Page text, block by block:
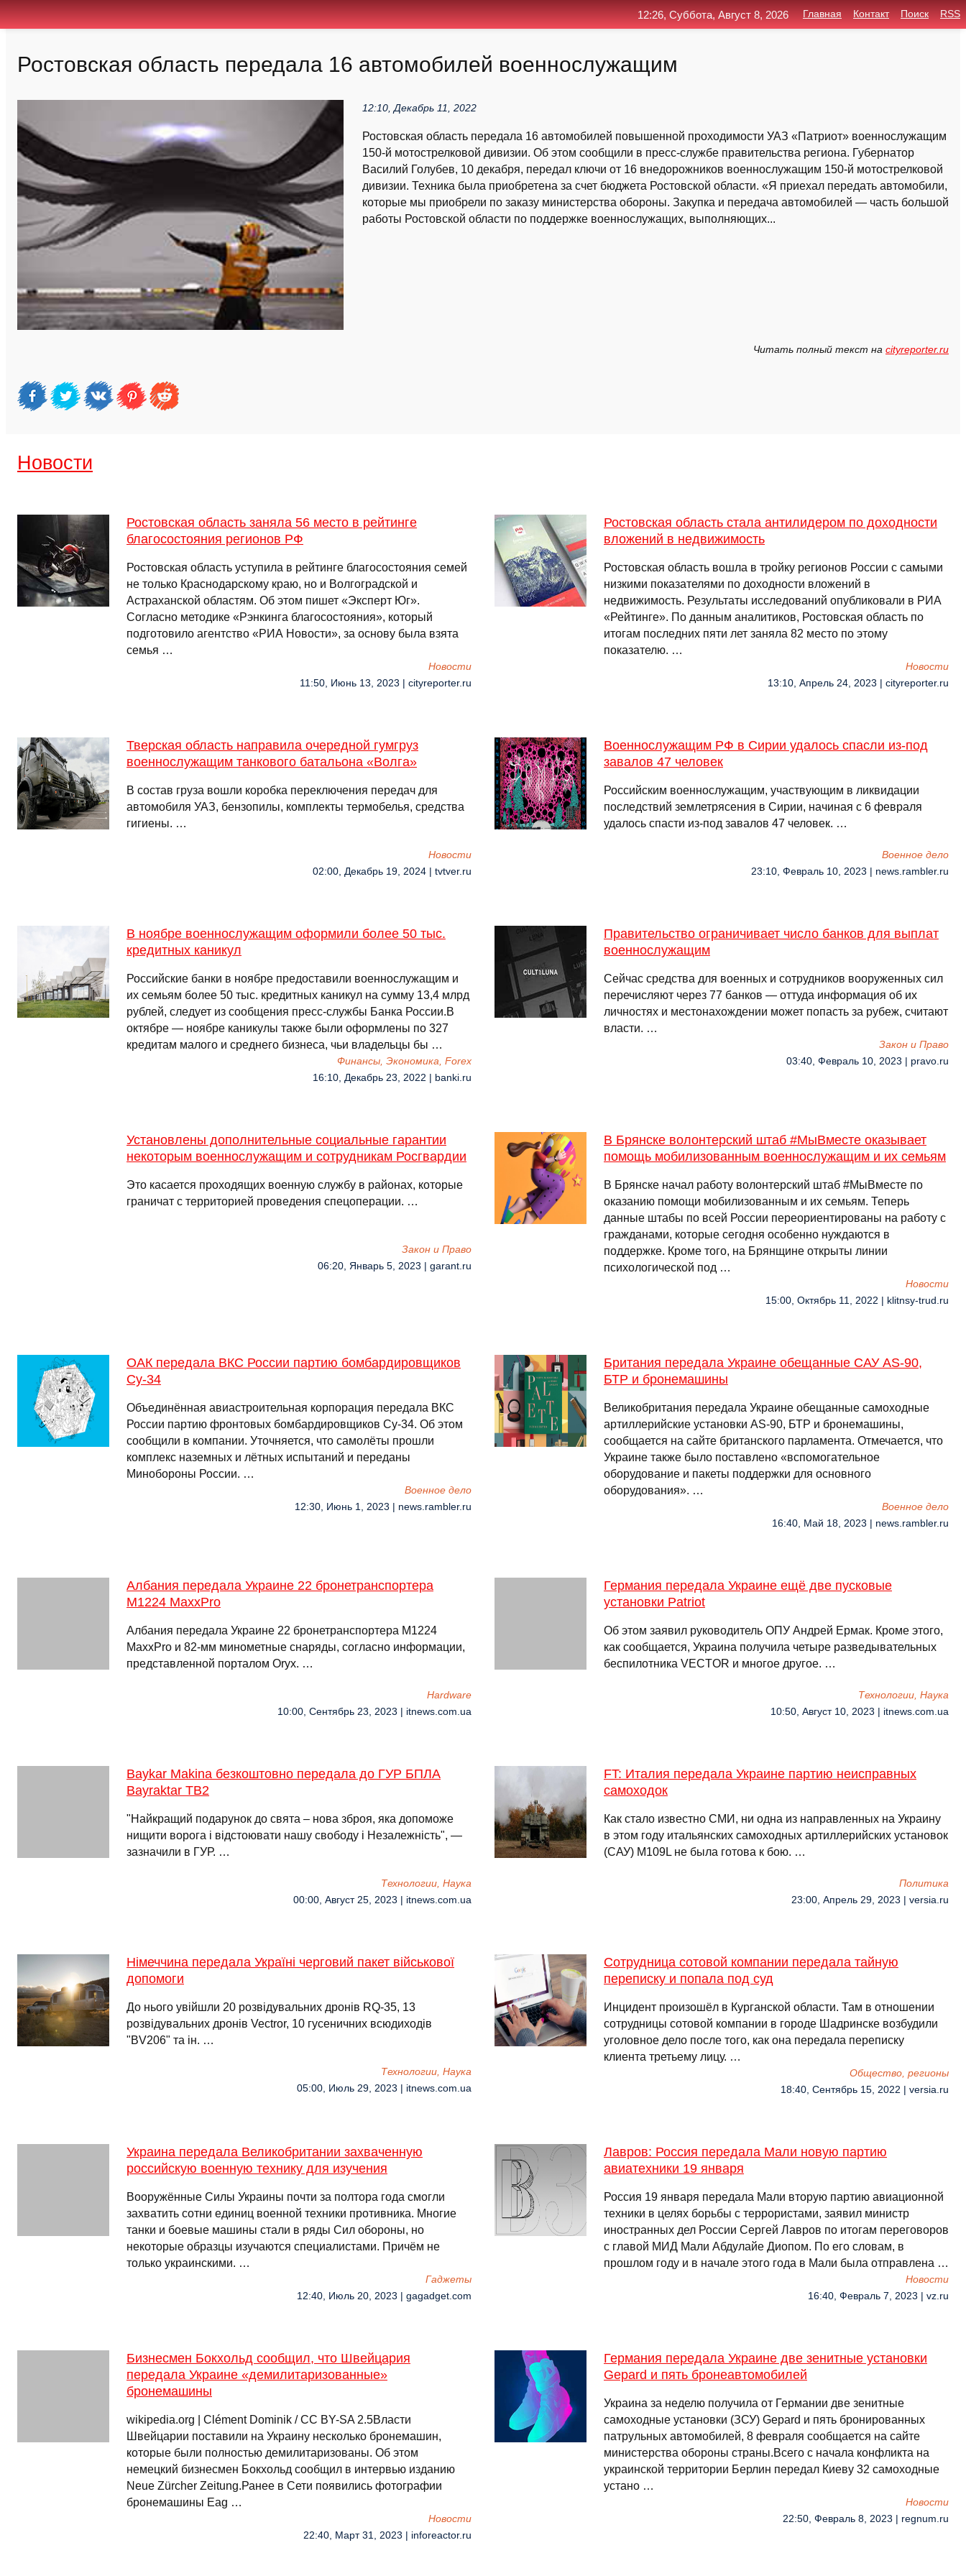
Ростовская область передала 16 автомобилей военнослужащим
12:10, Декабрь 11, 2022
Ростовская область передала 16 автомобилей повышенной проходимости УАЗ «Патриот» военнослужащим
150-й мотострелковой дивизии. Об этом сообщили в пресс-службе правительства региона. Губернатор
Василий Голубев, 10 декабря, передал ключи от 16 внедорожников военнослужащим 150-й мотострелковой
дивизии. Техника была приобретена за счет бюджета Ростовской области. «Я приехал передать автомобили,
которые мы приобрели по заказу министерства обороны. Закупка и передача автомобилей — часть большой
работы Ростовской области по поддержке военнослужащих, выполняющих...
Читать полный текст на cityreporter.ru
Новости
Ростовская область заняла 56 место в рейтинге
благосостояния регионов РФ
Ростовская область уступила в рейтинге благосостояния семей
не только Краснодарскому краю, но и Волгоградской и
Астраханской областям. Об этом пишет «Эксперт Юг».
Согласно методике «Рэнкинга благосостояния», который
подготовило агентство «РИА Новости», за основу была взята
семья …
Новости
11:50, Июнь 13, 2023 | cityreporter.ru
Ростовская область стала антилидером по доходности
вложений в недвижимость
Ростовская область вошла в тройку регионов России с самыми
низкими показателями по доходности вложений в
недвижимость. Результаты исследований опубликовали в РИА
«Рейтинге». По данным аналитиков, Ростовская область по
итогам последних пяти лет заняла 82 место по этому
показателю. …
Новости
13:10, Апрель 24, 2023 | cityreporter.ru
Тверская область направила очередной гумгруз
военнослужащим танкового батальона «Волга»
В состав груза вошли коробка переключения передач для
автомобиля УАЗ, бензопилы, комплекты термобелья, средства
гигиены. …
Новости
02:00, Декабрь 19, 2024 | tvtver.ru
Военнослужащим РФ в Сирии удалось спасли из-под
завалов 47 человек
Российским военнослужащим, участвующим в ликвидации
последствий землетрясения в Сирии, начиная с 6 февраля
удалось спасти из-под завалов 47 человек. …
Военное дело
23:10, Февраль 10, 2023 | news.rambler.ru
В ноябре военнослужащим оформили более 50 тыс.
кредитных каникул
Российские банки в ноябре предоставили военнослужащим и
их семьям более 50 тыс. кредитных каникул на сумму 13,4 млрд
рублей, следует из сообщения пресс-службы Банка России.В
октябре — ноябре каникулы также были оформлены по 327
кредитам малого и среднего бизнеса, чьи владельцы бы …
Финансы, Экономика, Forex
16:10, Декабрь 23, 2022 | banki.ru
Правительство ограничивает число банков для выплат
военнослужащим
Сейчас средства для военных и сотрудников вооруженных сил
перечисляют через 77 банков — оттуда информация об их
личностях и местонахождении может попасть за рубеж, считают
власти. …
Закон и Право
03:40, Февраль 10, 2023 | pravo.ru
Установлены дополнительные социальные гарантии
некоторым военнослужащим и сотрудникам Росгвардии
Это касается проходящих военную службу в районах, которые
граничат с территорией проведения спецоперации. …
Закон и Право
06:20, Январь 5, 2023 | garant.ru
В Брянске волонтерский штаб #МыВместе оказывает
помощь мобилизованным военнослужащим и их семьям
В Брянске начал работу волонтерский штаб #МыВместе по
оказанию помощи мобилизованным и их семьям. Теперь
данные штабы по всей России переориентированы на работу с
гражданами, которые сегодня особенно нуждаются в
поддержке. Кроме того, на Брянщине открыты линии
психологической под …
Новости
15:00, Октябрь 11, 2022 | klitnsy-trud.ru
ОАК передала ВКС России партию бомбардировщиков
Су-34
Объединённая авиастроительная корпорация передала ВКС
России партию фронтовых бомбардировщиков Су-34. Об этом
сообщили в компании. Уточняется, что самолёты прошли
комплекс наземных и лётных испытаний и переданы
Минобороны России. …
Военное дело
12:30, Июнь 1, 2023 | news.rambler.ru
Британия передала Украине обещанные САУ AS-90,
БТР и бронемашины
Великобритания передала Украине обещанные самоходные
артиллерийские установки AS-90, БТР и бронемашины,
сообщается на сайте британского парламента. Отмечается, что
Украине также было поставлено «вспомогательное
оборудование и пакеты поддержки для основного
оборудования». …
Военное дело
16:40, Май 18, 2023 | news.rambler.ru
Албания передала Украине 22 бронетранспортера
M1224 MaxxPrо
Албания передала Украине 22 бронетранспортера M1224
MaxxPro и 82-мм минометные снаряды, согласно информации,
представленной порталом Oryx. …
Hardware
10:00, Сентябрь 23, 2023 | itnews.com.ua
Германия передала Украине ещё две пусковые
установки Patriot
Об этом заявил руководитель ОПУ Андрей Ермак. Кроме этого,
как сообщается, Украина получила четыре разведывательных
беспилотника VECTOR и многое другое. …
Технологии, Наука
10:50, Август 10, 2023 | itnews.com.ua
Baykar Makina безкоштовно передала до ГУР БПЛА
Bayraktar ТВ2
"Найкращий подарунок до свята – нова зброя, яка допоможе
нищити ворога і відстоювати нашу свободу і Незалежність", —
зазначили в ГУР. …
Технологии, Наука
00:00, Август 25, 2023 | itnews.com.ua
FT: Италия передала Украине партию неисправных
самоходок
Как стало известно СМИ, ни одна из направленных на Украину
в этом году итальянских самоходных артиллерийских установок
(САУ) M109L не была готова к бою. …
Политика
23:00, Апрель 29, 2023 | versia.ru
Німеччина передала Україні черговий пакет військової
допомоги
До нього увійшли 20 розвідувальних дронів RQ-35, 13
розвідувальних дронів Vectror, 10 гусеничних всюдиходів
"BV206" та ін. …
Технологии, Наука
05:00, Июль 29, 2023 | itnews.com.ua
Сотрудница сотовой компании передала тайную
переписку и попала под суд
Инцидент произошёл в Курганской области. Там в отношении
сотрудницы сотовой компании в городе Шадринске возбудили
уголовное дело после того, как она передала переписку
клиента третьему лицу. …
Общество, регионы
18:40, Сентябрь 15, 2022 | versia.ru
Украина передала Великобритании захваченную
российскую военную технику для изучения
Вооружённые Силы Украины почти за полтора года смогли
захватить сотни единиц военной техники противника. Многие
танки и боевые машины стали в ряды Сил обороны, но
некоторые образцы изучаются специалистами. Причём не
только украинскими. …
Гаджеты
12:40, Июль 20, 2023 | gagadget.com
Лавров: Россия передала Мали новую партию
авиатехники 19 января
Россия 19 января передала Мали вторую партию авиационной
техники в целях борьбы с террористами, заявил министр
иностранных дел России Сергей Лавров по итогам переговоров
с главой МИД Мали Абдулайе Диопом. По его словам, в
прошлом году и в начале этого года в Мали была отправлена …
Новости
16:40, Февраль 7, 2023 | vz.ru
Бизнесмен Бокхольд сообщил, что Швейцария
передала Украине «демилитаризованные»
бронемашины
wikipedia.org | Clément Dominik / CC BY-SA 2.5Власти
Швейцарии поставили на Украину несколько бронемашин,
которые были полностью демилитаризованы. Об этом
немецкий бизнесмен Бокхольд сообщил в интервью изданию
Neue Zürcher Zeitung.Ранее в Сети появились фотографии
бронемашины Eag …
Новости
22:40, Март 31, 2023 | inforeactor.ru
Германия передала Украине две зенитные установки
Gepard и пять бронеавтомобилей
Украина за неделю получила от Германии две зенитные
самоходные установки (ЗСУ) Gepard и пять бронированных
патрульных автомобилей, 8 февраля сообщается на сайте
министерства обороны страны.Всего с начала конфликта на
украинской территории Берлин передал Киеву 32 самоходные
устано …
Новости
22:50, Февраль 8, 2023 | regnum.ru
12:26, Суббота, Август 8, 2026 Главная Контакт Поиск RSS